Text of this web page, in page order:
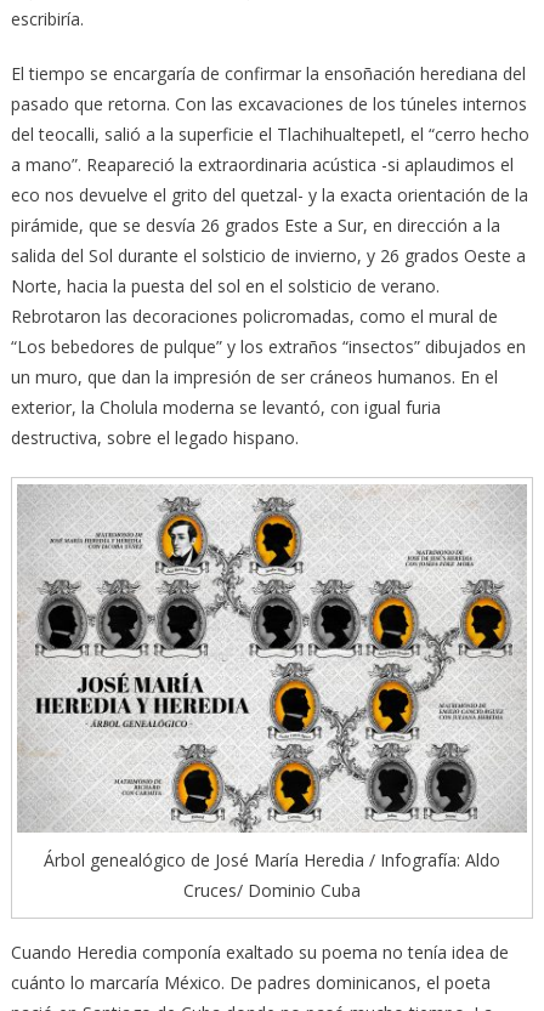
escribiría.
El tiempo se encargaría de confirmar la ensoñación herediana del
pasado que retorna. Con las excavaciones de los túneles internos
del teocalli, salió a la superficie el Tlachihualtepetl, el “cerro hecho
a mano”. Reapareció la extraordinaria acústica -si aplaudimos el
eco nos devuelve el grito del quetzal- y la exacta orientación de la
pirámide, que se desvía 26 grados Este a Sur, en dirección a la
salida del Sol durante el solsticio de invierno, y 26 grados Oeste a
Norte, hacia la puesta del sol en el solsticio de verano.
Rebrotaron las decoraciones policromadas, como el mural de
“Los bebedores de pulque” y los extraños “insectos” dibujados en
un muro, que dan la impresión de ser cráneos humanos. En el
exterior, la Cholula moderna se levantó, con igual furia
destructiva, sobre el legado hispano.
Árbol genealógico de José María Heredia / Infografía: Aldo
Cruces/ Dominio Cuba
Cuando Heredia componía exaltado su poema no tenía idea de
cuánto lo marcaría México. De padres dominicanos, el poeta